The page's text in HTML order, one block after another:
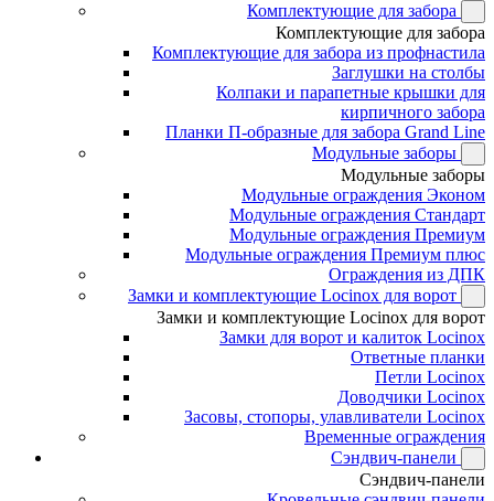
Комплектующие для забора
Комплектующие для забора
Комплектующие для забора из профнастила
Заглушки на столбы
Колпаки и парапетные крышки для
кирпичного забора
Планки П-образные для забора Grand Line
Модульные заборы
Модульные заборы
Модульные ограждения Эконом
Модульные ограждения Стандарт
Модульные ограждения Премиум
Модульные ограждения Премиум плюс
Ограждения из ДПК
Замки и комплектующие Locinox для ворот
Замки и комплектующие Locinox для ворот
Замки для ворот и калиток Locinox
Ответные планки
Петли Locinox
Доводчики Locinox
Засовы, стопоры, улавливатели Locinox
Временные ограждения
Сэндвич-панели
Сэндвич-панели